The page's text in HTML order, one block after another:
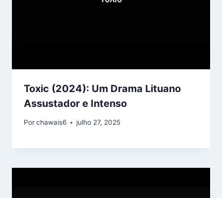
Toxic (2024): Um Drama Lituano
Assustador e Intenso
Porchawais6 julho 27, 2025